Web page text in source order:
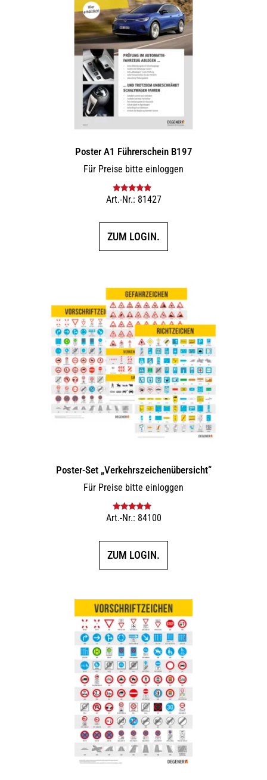
Poster A1 Führerschein B197
Für Preise bitte einloggen
Bewertet mit
Art.-Nr.: 81427
ZUM LOGIN.
Poster-Set „Verkehrszeichenübersicht“
Für Preise bitte einloggen
Bewertet mit
Art.-Nr.: 84100
ZUM LOGIN.